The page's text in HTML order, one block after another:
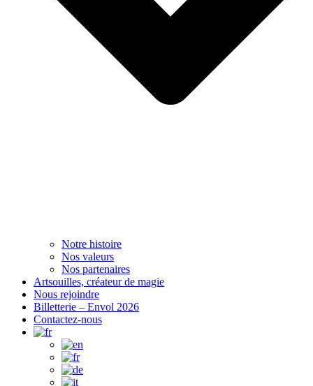
Notre histoire
Nos valeurs
Nos partenaires
Artsouilles, créateur de magie
Nous rejoindre
Billetterie – Envol 2026
Contactez-nous